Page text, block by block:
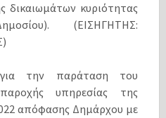
δικαιωμάτων κυριότητας
(ΕΙΣΗΓΗΤΗΣ:
την παράταση του
υπηρεσίας της
απόφασης Δημάρχου με